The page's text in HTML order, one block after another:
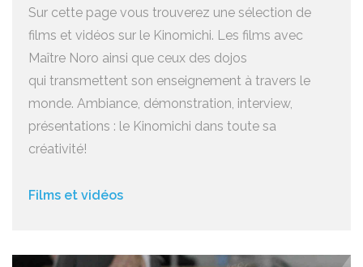
Sur cette page vous trouverez une sélection de
films et vidéos sur le Kinomichi. Les films avec
Maître Noro ainsi que ceux des dojos
qui transmettent son enseignement à travers le
monde. Ambiance, démonstration, interview,
présentations : le Kinomichi dans toute sa
créativité!
Films et vidéos